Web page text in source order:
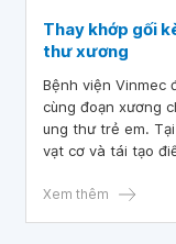
Thay khớp gối
thư xương
Bệnh viện Vinmec
cùng đoạn xương
ung thư trẻ em.
vạt cơ và tái tạo
Xem thêm